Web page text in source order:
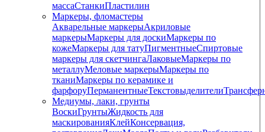
массаСтанкиПластилин
Маркеры, фломастеры
Акварельные маркерыАкриловые
маркерыМаркеры для доскиМаркеры по
кожеМаркеры для татуПигментныеCпиртовые
маркеры для скетчингаЛаковыеМаркеры по
металлуМеловые маркерыМаркеры по
тканиМаркеры по керамике и
фарфоруПерманентныеТекстовыделители
Медиумы, лаки, грунты
ВоскиГрунтыЖидкость для
маскированияКлейКонсервация,